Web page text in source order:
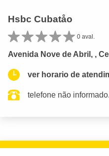
Hsbc Cubatåo
0 aval.
Avenida Nove de Abril, ,
ver horario de
telefone não informado.